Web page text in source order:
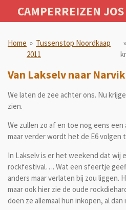
direct
de
hoofdinhoud
CAMPERREIZEN
Home » Tussenstop Noordkaap
2011
»
Van Lakselv naar Narvik
We laten de zee achter ons. Nu
zien.
We zullen zo af en toe nog eens
maar verder wordt het de E6 volgen
In Lakselv is er het weekend dat wij
rockfestival…. Wat een sfeertje
anders maar verlaten bij zou liggen.
maar ook hier zie de oude
doen ze allemaal hun inkopen, al